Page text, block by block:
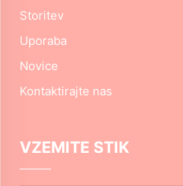
Storitev
Uporaba
Novice
Kontaktirajte nas
VZEMITE STIK